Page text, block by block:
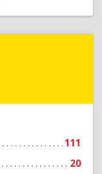
111
20
Подлесная ул,